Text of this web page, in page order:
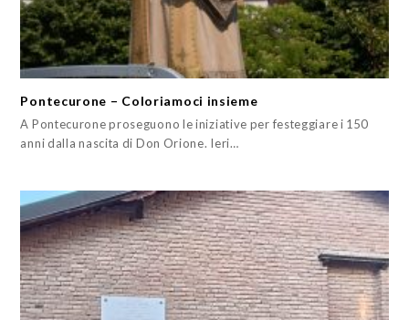
Pontecurone – Coloriamoci insieme
A Pontecurone proseguono le iniziative per festeggiare i 150
anni dalla nascita di Don Orione. Ieri…